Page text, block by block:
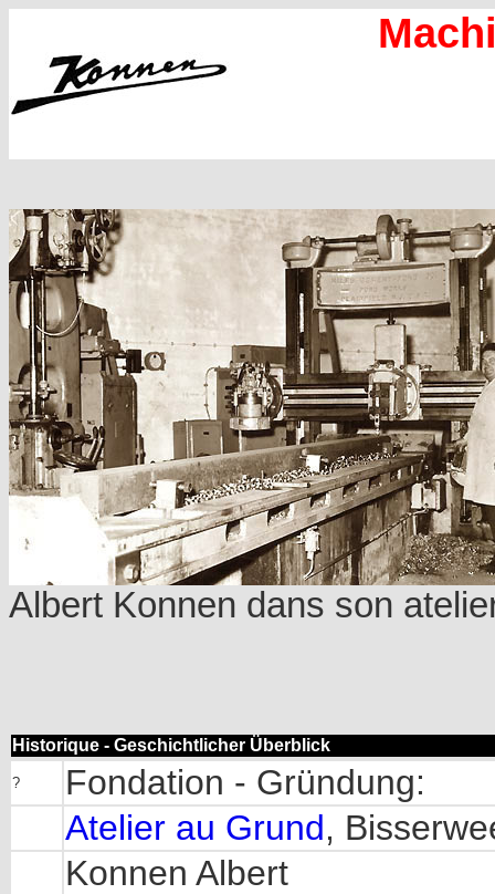
Albert Konnen dans son
Historique - Geschichtlicher Überblick
?
Fondation - Gründung:
Atelier au Grund,
Konnen Albert